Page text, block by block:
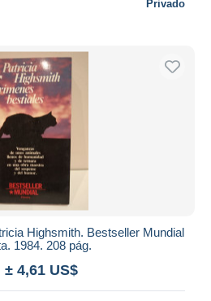
Privado
Highsmith. Bestseller Mundial
1984. 208 pág.
± 4,61 US$